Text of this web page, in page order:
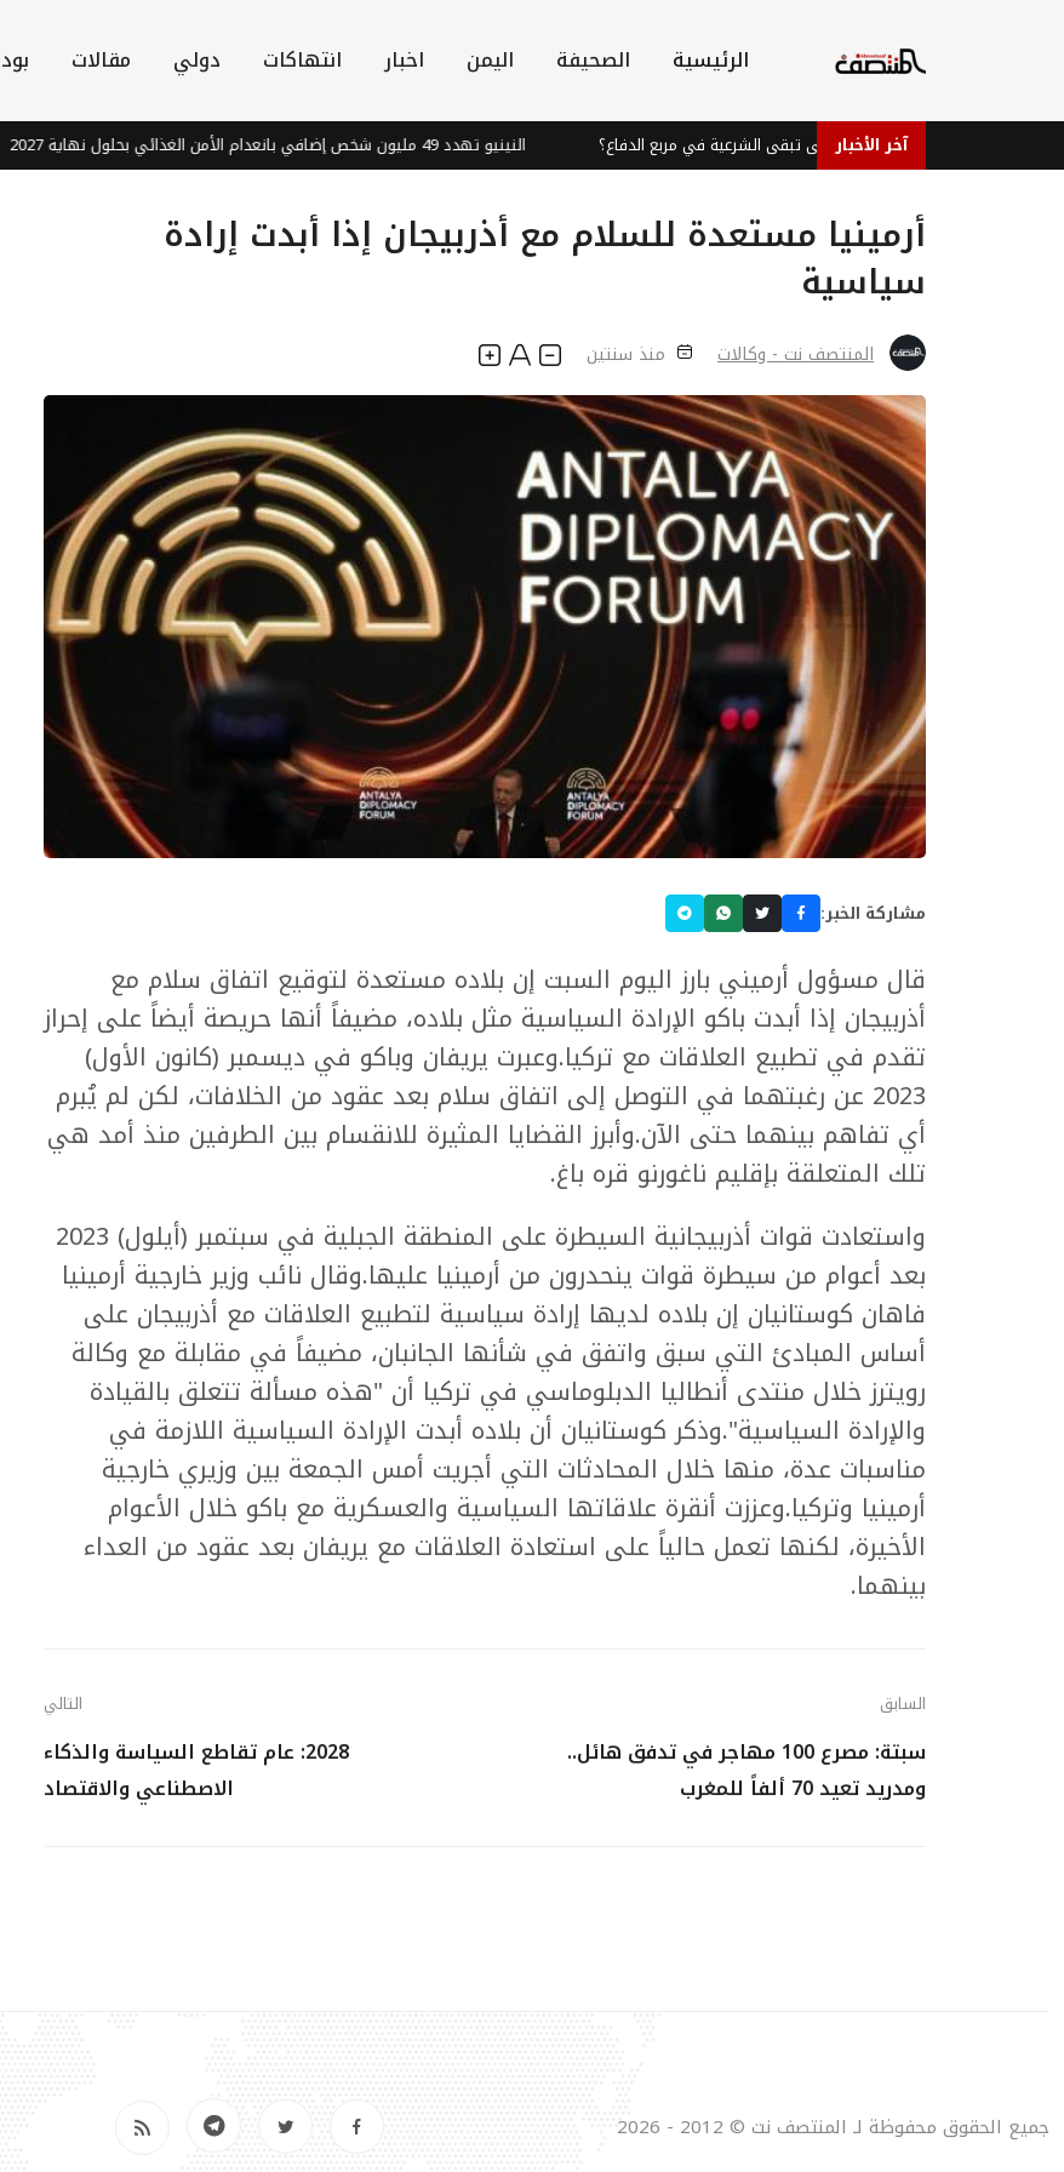
الرئيسية الصحيفة اليمن اخبار انتهاكات دولي مقالات
آخر الأخبار
المعركة المؤجلة... إلى متى تبقى الشرعية في مربع الدفاع؟ النينيو تهدد 49 مليون شخص إضافي بانعدام الأمن الغذائي بحلول نهاية 2027
أرمينيا مستعدة للسلام مع أذربيجان إذا أبدت إرادة
سياسية
المنتصف نت - وكالات منذ سنتين
مشاركة الخبر:
قال مسؤول أرميني بارز اليوم السبت إن بلاده مستعدة لتوقيع اتفاق سلام مع
أذربيجان إذا أبدت باكو الإرادة السياسية مثل بلاده، مضيفاً أنها حريصة أيضاً على إحراز
تقدم في تطبيع العلاقات مع تركيا.وعبرت يريفان وباكو في ديسمبر (كانون الأول)
2023 عن رغبتهما في التوصل إلى اتفاق سلام بعد عقود من الخلافات، لكن لم يُبرم
أي تفاهم بينهما حتى الآن.وأبرز القضايا المثيرة للانقسام بين الطرفين منذ أمد هي
تلك المتعلقة بإقليم ناغورنو قره باغ.
واستعادت قوات أذربيجانية السيطرة على المنطقة الجبلية في سبتمبر (أيلول) 2023
بعد أعوام من سيطرة قوات ينحدرون من أرمينيا عليها.وقال نائب وزير خارجية أرمينيا
فاهان كوستانيان إن بلاده لديها إرادة سياسية لتطبيع العلاقات مع أذربيجان على
أساس المبادئ التي سبق واتفق في شأنها الجانبان، مضيفاً في مقابلة مع وكالة
رويترز خلال منتدى أنطاليا الدبلوماسي في تركيا أن "هذه مسألة تتعلق بالقيادة
والإرادة السياسية".وذكر كوستانيان أن بلاده أبدت الإرادة السياسية اللازمة في
مناسبات عدة، منها خلال المحادثات التي أجريت أمس الجمعة بين وزيري خارجية
أرمينيا وتركيا.وعززت أنقرة علاقاتها السياسية والعسكرية مع باكو خلال الأعوام
الأخيرة، لكنها تعمل حالياً على استعادة العلاقات مع يريفان بعد عقود من العداء
بينهما.
السابق
سبتة: مصرع 100 مهاجر في تدفق هائل..
ومدريد تعيد 70 ألفاً للمغرب
التالي
2028: عام تقاطع السياسة والذكاء
الاصطناعي والاقتصاد
جميع الحقوق محفوظة لـ المنتصف نت © 2012 - 2026